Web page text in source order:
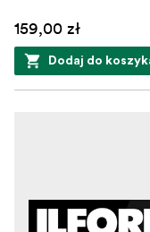
159,00 zł
Dodaj do